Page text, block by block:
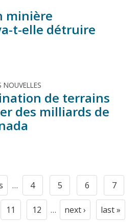
minière
t-elle détruire
NOUVELLES
de terrains
des milliards de
…
Page
4
Page
5
Page
6
Page
7
Page
11
Page
12 …
Next
next ›
Last
last »